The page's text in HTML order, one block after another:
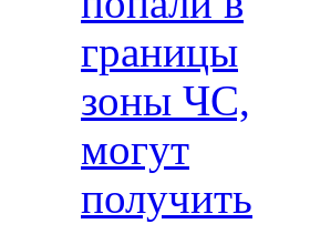
границы
зоны ЧС,
могут
получить